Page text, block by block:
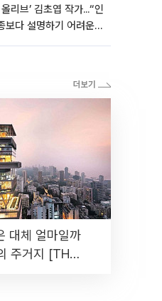
리브’ 김초엽 작가...“인
보다 설명하기 어려운
대체 얼마일까
주거지 [THE